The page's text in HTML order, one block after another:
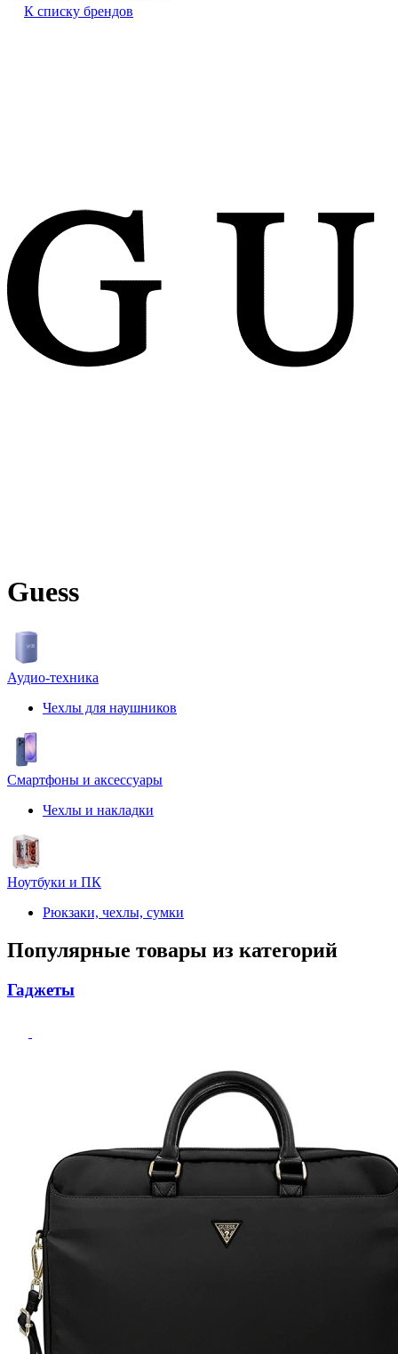
К списку брендов
Guess
Аудио-техника
Чехлы для наушников
Смартфоны и аксессуары
Чехлы и накладки
Ноутбуки и ПК
Рюкзаки, чехлы, сумки
Популярные товары из категорий
Гаджеты